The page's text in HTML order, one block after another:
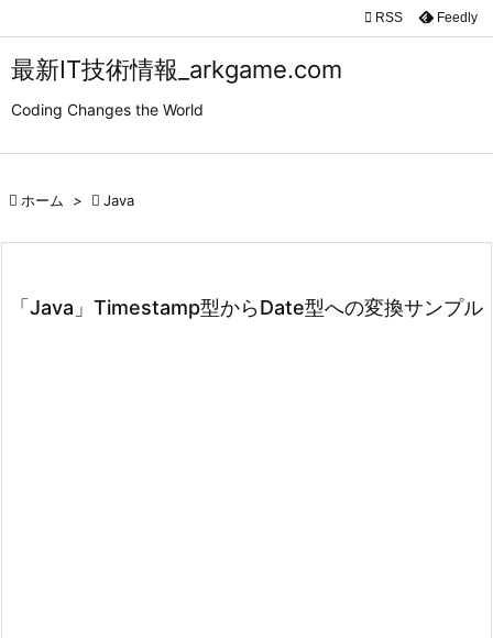
最新IT技術情報_arkgame.com
Coding Changes the World


検索
 RSS Feedly
 ホーム >  Java
「Java」Timestamp型からDate型への変換サンプル